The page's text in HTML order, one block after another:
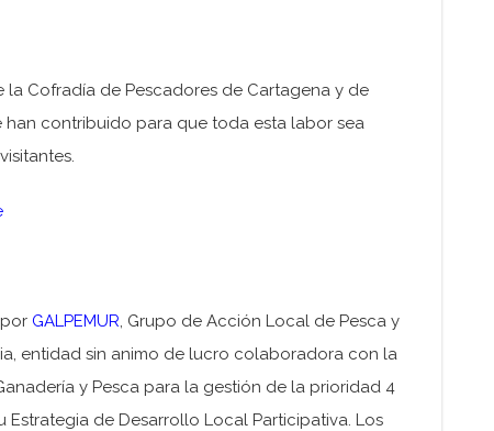
Cofradía de Pescadores de Cartagena y de
han contribuido para que toda esta labor sea
GALPEMUR, Grupo de Acción Local de Pesca y
entidad sin animo de lucro colaboradora con la
y Pesca para la gestión de la prioridad 4
Estrategia de Desarrollo Local Participativa. Los